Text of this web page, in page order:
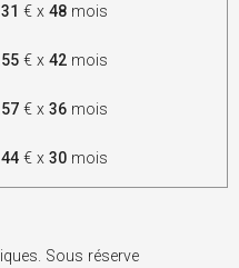
€ x48 mois
€ x42 mois
€ x36 mois
€ x30 mois
Sous réserve